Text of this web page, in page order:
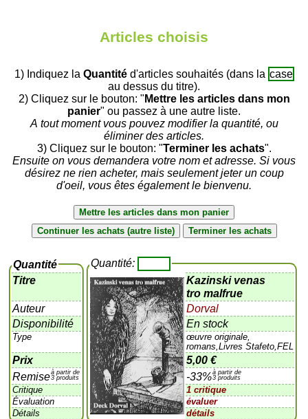
Articles choisis
1) Indiquez la Quantitéd'articles souhaités (dans la case
au dessus du titre).
2) Cliquez sur le bouton: " Mettre les articles dans mon
panier" ou passez à une autre liste.
A tout moment vous pouvez modifier la quantité, ou
éliminer des articles.
3) Cliquez sur le bouton: "Terminer les achats".
Ensuite on vous demandera votre nom et adresse. Si vous
désirez ne rien acheter, mais seulement jeter un coup
d'oeil, vous êtes également le bienvenu.
Quantité
Titre
Auteur
Disponibilité
Type
Prix
Remiseà partir de
3 produits
Critique
Évaluation
Détails
Quantité:
Kazinski venas
tro malfrue
Dorval
En stock
œuvre originale,
romans,Livres Stafeto,FEL
5,00 €
-33%à partir de
3 produits
1 critique
évaluer
détails